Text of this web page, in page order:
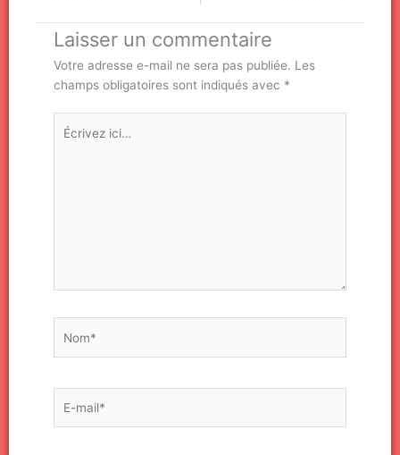
Laisser un commentaire
Votre adresse e-mail ne sera pas publiée. Les
champs obligatoires sont indiqués avec *
Écrivez
ici…
mail*